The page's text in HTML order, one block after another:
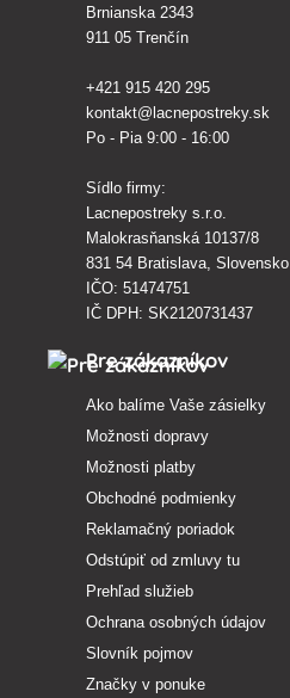
Brnianska 2343
911 05 Trenčín
+421 915 420 295
kontakt@lacnepostreky.sk
Po - Pia 9:00 - 16:00
Sídlo firmy:
Lacnepostreky s.r.o.
Malokrasňanská 10137/8
831 54 Bratislava, Slovensko
IČO: 51474751
IČ DPH: SK2120731437
Pre zákazníkov
Ako balíme Vaše zásielky
Možnosti dopravy
Možnosti platby
Obchodné podmienky
Reklamačný poriadok
Odstúpiť od zmluvy tu
Prehľad služieb
Ochrana osobných údajov
Slovník pojmov
Značky v ponuke